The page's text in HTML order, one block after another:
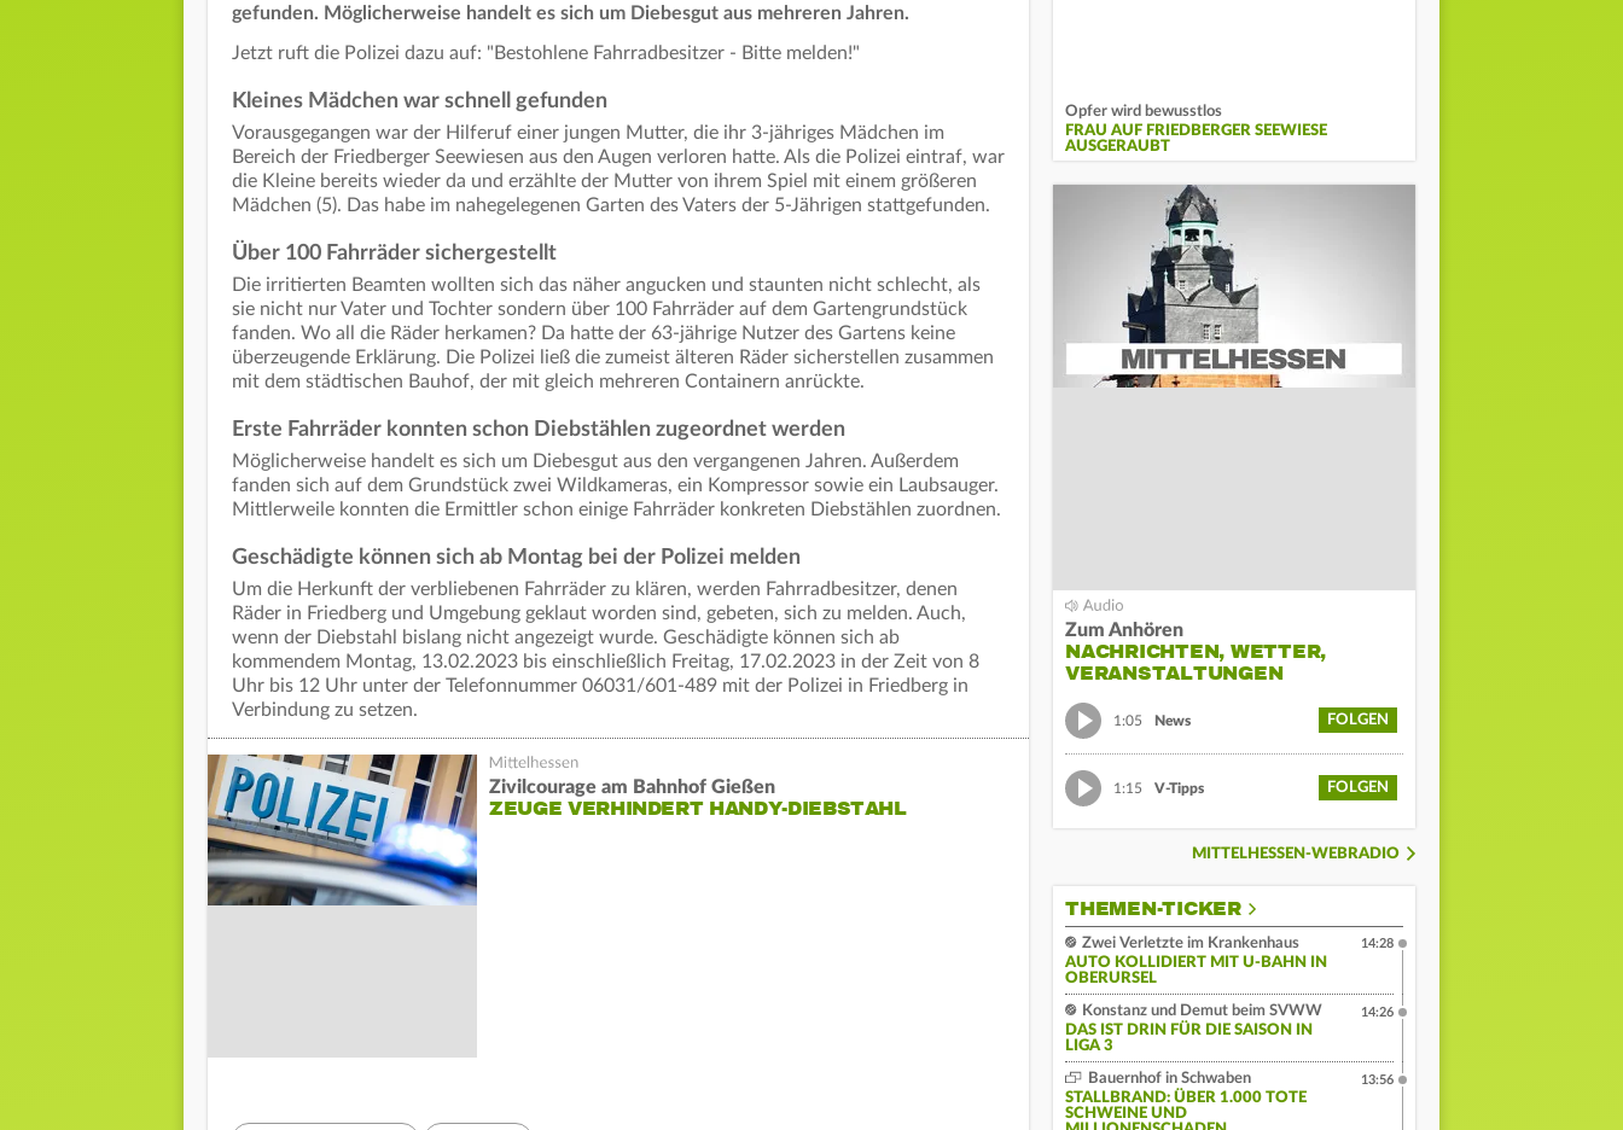
gefunden. Möglicherweise handelt es sich um Diebesgut aus mehreren Jahren.
Jetzt ruft die Polizei dazu auf: "Bestohlene Fahrradbesitzer - Bitte melden!"
Kleines Mädchen war schnell gefunden
Vorausgegangen war der Hilferuf einer jungen Mutter, die ihr 3-jähriges Mädchen im
Bereich der Friedberger Seewiesen aus den Augen verloren hatte. Als die Polizei eintraf, war
die Kleine bereits wieder da und erzählte der Mutter von ihrem Spiel mit einem größeren
Mädchen (5). Das habe im nahegelegenen Garten des Vaters der 5-Jährigen stattgefunden.
Über 100 Fahrräder sichergestellt
Die irritierten Beamten wollten sich das näher angucken und staunten nicht schlecht, als
sie nicht nur Vater und Tochter sondern über 100 Fahrräder auf dem Gartengrundstück
fanden. Wo all die Räder herkamen? Da hatte der 63-jährige Nutzer des Gartens keine
überzeugende Erklärung. Die Polizei ließ die zumeist älteren Räder sicherstellen zusammen
mit dem städtischen Bauhof, der mit gleich mehreren Containern anrückte.
Erste Fahrräder konnten schon Diebstählen zugeordnet werden
Möglicherweise handelt es sich um Diebesgut aus den vergangenen Jahren. Außerdem
fanden sich auf dem Grundstück zwei Wildkameras, ein Kompressor sowie ein Laubsauger.
Mittlerweile konnten die Ermittler schon einige Fahrräder konkreten Diebstählen zuordnen.
Geschädigte können sich ab Montag bei der Polizei melden
Um die Herkunft der verbliebenen Fahrräder zu klären, werden Fahrradbesitzer, denen
Räder in Friedberg und Umgebung geklaut worden sind, gebeten, sich zu melden. Auch,
wenn der Diebstahl bislang nicht angezeigt wurde. Geschädigte können sich ab
kommendem Montag, 13.02.2023 bis einschließlich Freitag, 17.02.2023 in der Zeit von 8
Uhr bis 12 Uhr unter der Telefonnummer 06031/601-489 mit der Polizei in Friedberg in
Verbindung zu setzen.
Zivilcourage am Bahnhof Gießen
ZEUGE VERHINDERT HANDY-DIEBSTAHL
Opfer wird bewusstlos
FRAU AUF FRIEDBERGER SEEWIESE
AUSGERAUBT
Zum Anhören
NACHRICHTEN, WETTER,
VERANSTALTUNGEN
1:05 News FOLGEN
1:15 V-Tipps FOLGEN
MITTELHESSEN-WEBRADIO
THEMEN-TICKER
Zwei Verletzte im Krankenhaus
AUTO KOLLIDIERT MIT U-BAHN IN
OBERURSEL
14:28
Konstanz und Demut beim SVWW
DAS IST DRIN FÜR DIE SAISON IN
LIGA 3
14:26
Bauernhof in Schwaben
STALLBRAND: ÜBER 1.000 TOTE
SCHWEINE UND
13:56